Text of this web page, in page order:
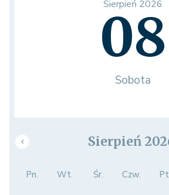
Sierpień 2026
08
Sobota
Sierpień
Pn. Wt. Śr. Czw.